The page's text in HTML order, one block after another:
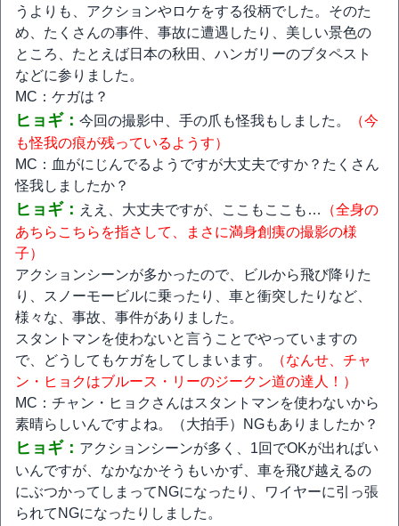
うよりも、アクションやロケをする役柄でした。そのた
め、たくさんの事件、事故に遭遇したり、美しい景色の
ところ、たとえば日本の秋田、ハンガリーのブタペスト
などに参りました。
MC：ケガは？
ヒョギ： 今回の撮影中、手の爪も怪我もしました。
（今
も怪我の痕が残っているようす）
MC：血がにじんでるようですが大丈夫ですか？たくさん
怪我しましたか？
ヒョギ： ええ、大丈夫ですが、ここもここも…
（全身の
あちらこちらを指さして、まさに満身創痍の撮影の様
子）
アクションシーンが多かったので、ビルから飛び降りた
り、スノーモービルに乗ったり、車と衝突したりなど、
様々な、事故、事件がありました。
スタントマンを使わないと言うことでやっていますの
で、どうしてもケガをしてしまいます。
（なんせ、チャ
ン・ヒョクはブルース・リーのジークン道の達人！）
MC：チャン・ヒョクさんはスタントマンを使わないから
素晴らしいんですよね。（大拍手）NGもありましたか？
ヒョギ： アクションシーンが多く、1回でOKが出ればい
いんですが、なかなかそうもいかず、車を飛び越えるの
にぶつかってしまってNGになったり、ワイヤーに引っ張
られてNGになったりしました。